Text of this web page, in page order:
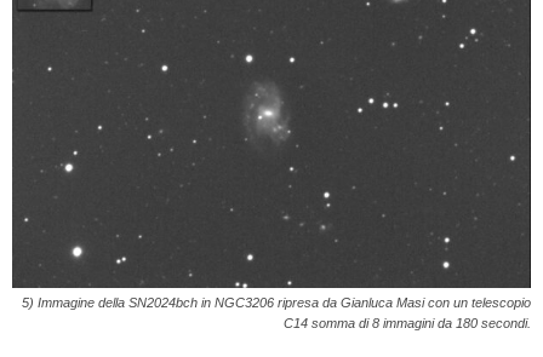
5) Immagine della SN2024bch in NGC3206 ripresa da Gianluca Masi con un telescopio
C14 somma di 8 immagini da 180 secondi.